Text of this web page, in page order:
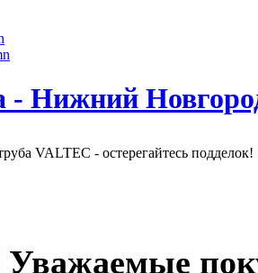
- Нижний
VALTEC - остерегайтесь подделок!
Уважаемые